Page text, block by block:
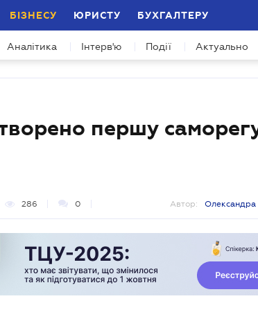
БІЗНЕСУ ЮРИСТУ БУХГАЛТЕРУ
Аналітика Інтерв'ю Події Актуально
першу
286 0 Автор: Олександра